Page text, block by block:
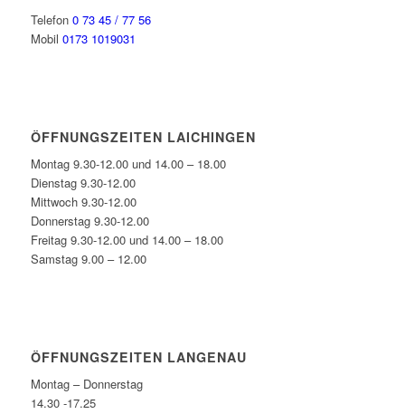
Telefon 0 73 45 / 77 56
Mobil 0173 1019031
ÖFFNUNGSZEITEN LAICHINGEN
Montag 9.30-12.00 und 14.00 – 18.00
Dienstag 9.30-12.00
Mittwoch 9.30-12.00
Donnerstag 9.30-12.00
Freitag 9.30-12.00 und 14.00 – 18.00
Samstag 9.00 – 12.00
ÖFFNUNGSZEITEN LANGENAU
Montag – Donnerstag
14.30 -17.25